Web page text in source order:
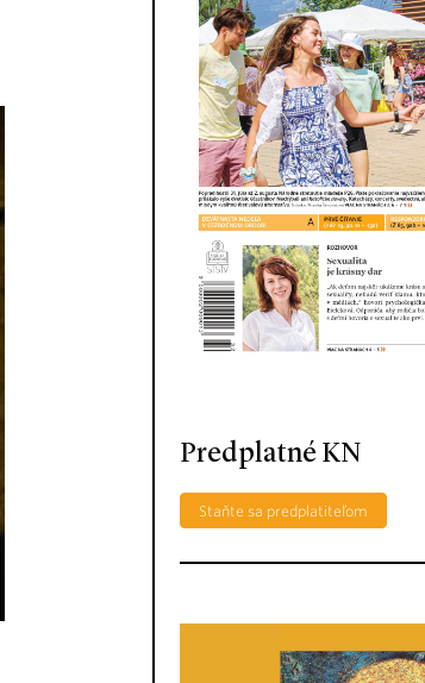
Predplatné KN
Staňte sa predplatiteľom